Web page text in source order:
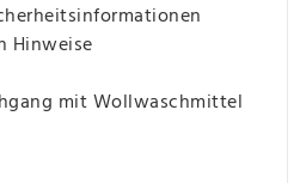
Hinweise
mit Wollwaschmittel